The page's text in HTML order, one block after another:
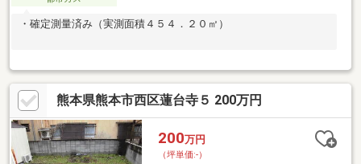
・確定測量済み（実測面積４５４．２０㎡）
熊本県熊本市西区蓮台寺５ 200万円
200万円
（坪単価:-）